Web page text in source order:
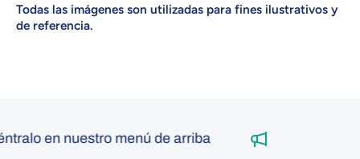
Todas las imágenes son utilizadas para fines ilustrativos y
de referencia.
en nuestro menú de arriba